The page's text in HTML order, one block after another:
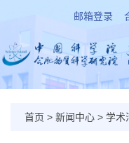
邮箱登录
首页 > 新闻中心 > 学术